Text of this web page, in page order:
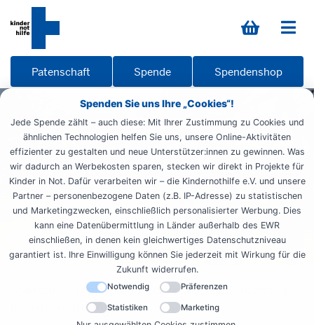
Spenden Sie uns Ihre „Cookies“!
Jede Spende zählt – auch diese: Mit Ihrer Zustimmung zu Cookies und
ähnlichen Technologien helfen Sie uns, unsere Online-Aktivitäten
effizienter zu gestalten und neue Unterstützer:innen zu gewinnen. Was
wir dadurch an Werbekosten sparen, stecken wir direkt in Projekte für
Kinder in Not. Dafür verarbeiten wir – die Kindernothilfe e.V. und unsere
Partner – personenbezogene Daten (z.B. IP-Adresse) zu statistischen
und Marketingzwecken, einschließlich personalisierter Werbung. Dies
kann eine Datenübermittlung in Länder außerhalb des EWR
einschließen, in denen kein gleichwertiges Datenschutzniveau
garantiert ist. Ihre Einwilligung können Sie jederzeit mit Wirkung für die
Zukunft widerrufen.
Notwendig Präferenzen
Statistiken Marketing
Patenschaft Spende Spendenshop
Engagieren Zeit spenden
Gemeinde
Kindergärten in Ruanda